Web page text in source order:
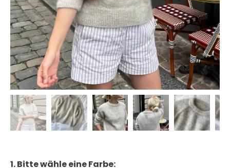
1. Bitte wähle eine Farbe: